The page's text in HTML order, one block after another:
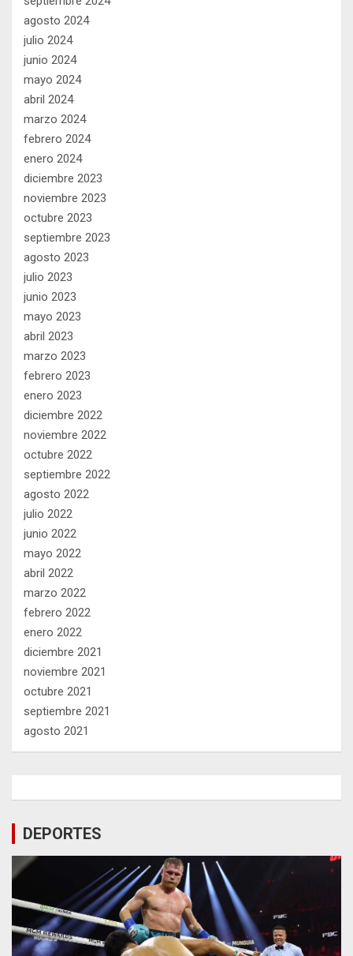
agosto 2024
julio 2024
junio 2024
mayo 2024
abril 2024
marzo 2024
febrero 2024
enero 2024
diciembre 2023
noviembre 2023
octubre 2023
septiembre 2023
agosto 2023
julio 2023
junio 2023
mayo 2023
abril 2023
marzo 2023
febrero 2023
enero 2023
diciembre 2022
noviembre 2022
octubre 2022
septiembre 2022
agosto 2022
julio 2022
junio 2022
mayo 2022
abril 2022
marzo 2022
febrero 2022
enero 2022
diciembre 2021
noviembre 2021
octubre 2021
septiembre 2021
agosto 2021
DEPORTES